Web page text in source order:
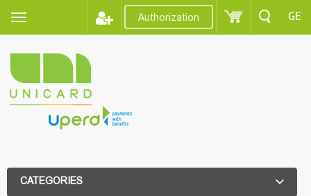
Authorization GE
CATEGORIES